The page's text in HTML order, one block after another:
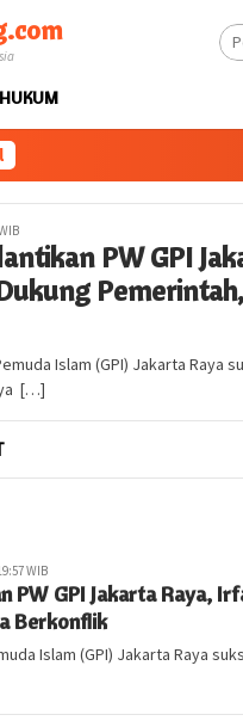
HUKUM
PW GPI
Islam (GPI) Jakarta Raya
[…]
WIB
PW GPI Jakarta Raya,
Berkonflik
Islam (GPI) Jakarta Raya